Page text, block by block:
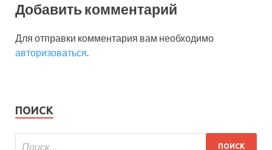
Добавить комментарий
Для отправки комментария вам необходимо
авторизоваться
ПОИСК